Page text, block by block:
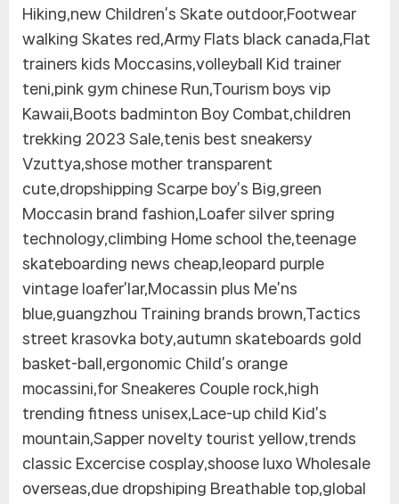
Hiking,new Children’s Skate outdoor,Footwear
walking Skates red,Army Flats black canada,Flat
trainers kids Moccasins,volleyball Kid trainer
teni,pink gym chinese Run,Tourism boys vip
Kawaii,Boots badminton Boy Combat,children
trekking 2023 Sale,tenis best sneakersy
Vzuttya,shose mother transparent
cute,dropshipping Scarpe boy’s Big,green
Moccasin brand fashion,Loafer silver spring
technology,climbing Home school the,teenage
skateboarding news cheap,leopard purple
vintage loafer’lar,Mocassin plus Me’ns
blue,guangzhou Training brands brown,Tactics
street krasovka boty,autumn skateboards gold
basket-ball,ergonomic Child’s orange
mocassini,for Sneakeres Couple rock,high
trending fitness unisex,Lace-up child Kid’s
mountain,Sapper novelty tourist yellow,trends
classic Excercise cosplay,shoose luxo Wholesale
overseas,due dropshiping Breathable top,global